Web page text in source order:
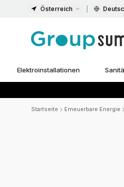
Österreich
Elektroinstallationen
Startseite Erneuerbare Energie